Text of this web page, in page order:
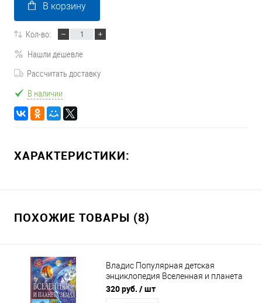
В корзину
Кол-во:
Нашли дешевле
Рассчитать доставку
В наличии
ХАРАКТЕРИСТИКИ:
ПОХОЖИЕ ТОВАРЫ (8)
Владис Популярная детская
энциклопедия Вселенная и планета
Земля
320 руб. / шт